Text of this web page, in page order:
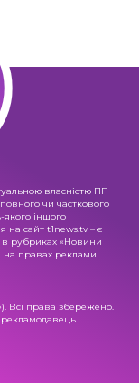
власністю ПП
чи часткового
якого іншого
на сайт t1news.tv – є
в рубриках «Новини
на правах реклами.
Всі права збережено.
рекламодавець.